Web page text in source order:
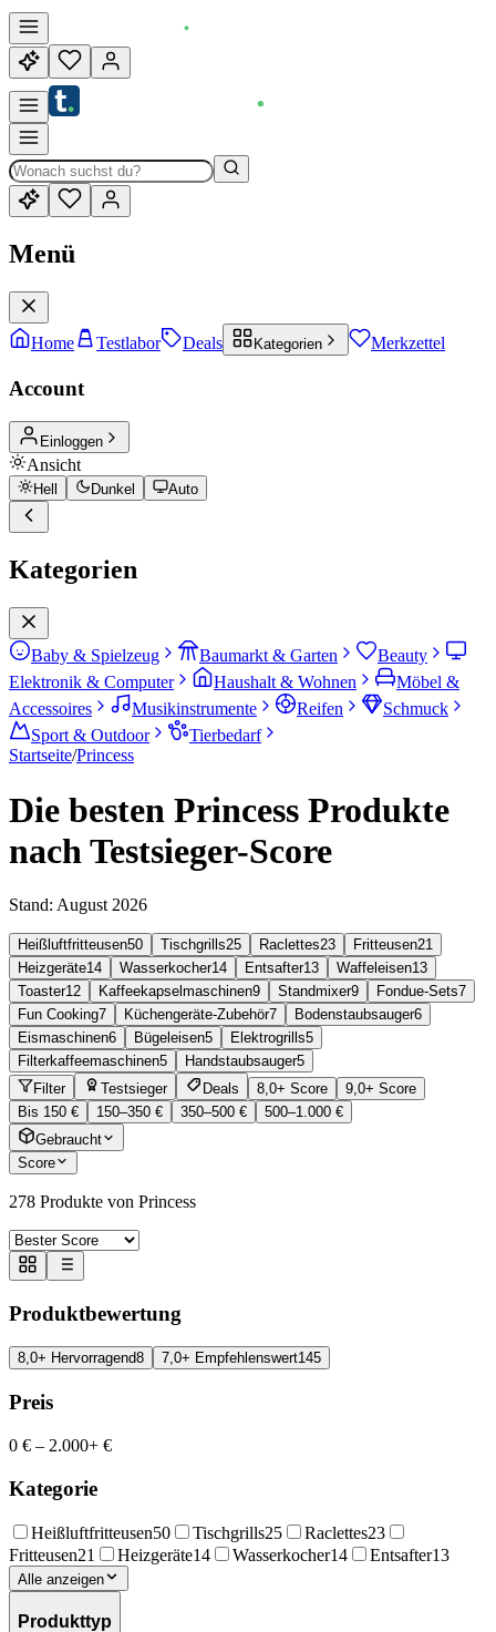
Menü
Home Testlabor Deals Kategorien Merkzettel
Account
Einloggen
Ansicht
Hell Dunkel Auto
Kategorien
Baby & Spielzeug Baumarkt & Garten
Beauty
Elektronik & Computer
Haushalt & Wohnen
Möbel &
Accessoires
Musikinstrumente Reifen
Schmuck
Sport & Outdoor
Tierbedarf
Startseite/Princess
Die besten Princess Produkte
nach Testsieger-Score
Stand: August 2026
Heißluftfritteusen50 Tischgrills25 Raclettes23 Fritteusen21
Heizgeräte14 Wasserkocher14 Entsafter13 Waffeleisen13
Toaster12 Kaffeekapselmaschinen9 Standmixer9 Fondue-Sets7
Fun Cooking7 Küchengeräte-Zubehör7 Bodenstaubsauger6
Eismaschinen6 Bügeleisen5 Elektrogrills5
Filterkaffeemaschinen5 Handstaubsauger5
Filter
Testsieger Deals 8,0+ Score
9,0+ Score
Bis 150 €
150–350 € 350–500 €
500–1.000 €
Gebraucht
Score
278 Produkte von Princess
Produktbewertung
8,0+ Hervorragend8 7,0+ Empfehlenswert145
Preis
0 € – 2.000+ €
Kategorie
Heißluftfritteusen50 Tischgrills25 Raclettes23
Fritteusen21 Heizgeräte14 Wasserkocher14 Entsafter13
Alle anzeigen
Produkttyp